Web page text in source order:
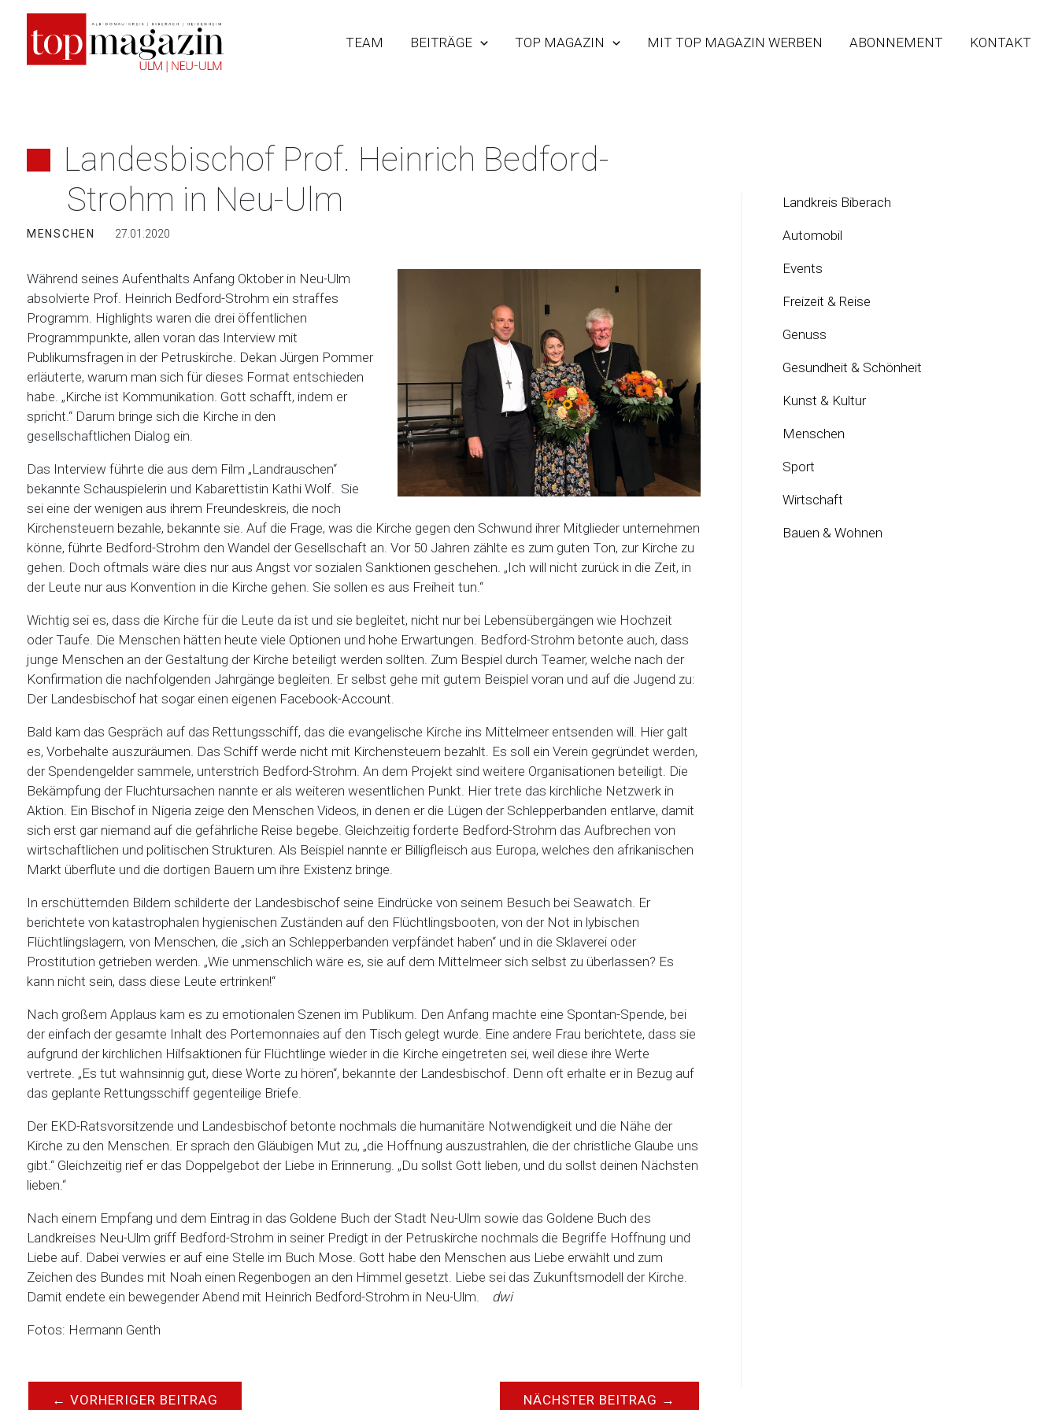
springen
TEAM BEITRÄGE TOP MAGAZIN MIT TOP MAGAZIN WERBEN ABONNEMENT KONTAKT
Landesbischof Prof. Heinrich Bedford-
Strohm in Neu-Ulm
MENSCHEN 27.01.2020
Während seines Aufenthalts Anfang Oktober in Neu-Ulm
absolvierte Prof. Heinrich Bedford-Strohm ein straffes
Programm. Highlights waren die drei öffentlichen
Programmpunkte, allen voran das Interview mit
Publikumsfragen in der Petruskirche. Dekan Jürgen Pommer
erläuterte, warum man sich für dieses Format entschieden
habe. „Kirche ist Kommunikation. Gott schafft, indem er
spricht.“ Darum bringe sich die Kirche in den
gesellschaftlichen Dialog ein.
Das Interview führte die aus dem Film „Landrauschen“
bekannte Schauspielerin und Kabarettistin Kathi Wolf. Sie
sei eine der wenigen aus ihrem Freundeskreis, die noch
Kirchensteuern bezahle, bekannte sie. Auf die Frage, was die Kirche gegen den Schwund ihrer Mitglieder unternehmen
könne, führte Bedford-Strohm den Wandel der Gesellschaft an. Vor 50 Jahren zählte es zum guten Ton, zur Kirche zu
gehen. Doch oftmals wäre dies nur aus Angst vor sozialen Sanktionen geschehen. „Ich will nicht zurück in die Zeit, in
der Leute nur aus Konvention in die Kirche gehen. Sie sollen es aus Freiheit tun.“
Wichtig sei es, dass die Kirche für die Leute da ist und sie begleitet, nicht nur bei Lebensübergängen wie Hochzeit
oder Taufe. Die Menschen hätten heute viele Optionen und hohe Erwartungen. Bedford-Strohm betonte auch, dass
junge Menschen an der Gestaltung der Kirche beteiligt werden sollten. Zum Bespiel durch Teamer, welche nach der
Konfirmation die nachfolgenden Jahrgänge begleiten. Er selbst gehe mit gutem Beispiel voran und auf die Jugend zu:
Der Landesbischof hat sogar einen eigenen Facebook-Account.
Bald kam das Gespräch auf das Rettungsschiff, das die evangelische Kirche ins Mittelmeer entsenden will. Hier galt
es, Vorbehalte auszuräumen. Das Schiff werde nicht mit Kirchensteuern bezahlt. Es soll ein Verein gegründet werden,
der Spendengelder sammele, unterstrich Bedford-Strohm. An dem Projekt sind weitere Organisationen beteiligt. Die
Bekämpfung der Fluchtursachen nannte er als weiteren wesentlichen Punkt. Hier trete das kirchliche Netzwerk in
Aktion. Ein Bischof in Nigeria zeige den Menschen Videos, in denen er die Lügen der Schlepperbanden entlarve, damit
sich erst gar niemand auf die gefährliche Reise begebe. Gleichzeitig forderte Bedford-Strohm das Aufbrechen von
wirtschaftlichen und politischen Strukturen. Als Beispiel nannte er Billigfleisch aus Europa, welches den afrikanischen
Markt überflute und die dortigen Bauern um ihre Existenz bringe.
In erschütternden Bildern schilderte der Landesbischof seine Eindrücke von seinem Besuch bei Seawatch. Er
berichtete von katastrophalen hygienischen Zuständen auf den Flüchtlingsbooten, von der Not in lybischen
Flüchtlingslagern, von Menschen, die „sich an Schlepperbanden verpfändet haben“ und in die Sklaverei oder
Prostitution getrieben werden. „Wie unmenschlich wäre es, sie auf dem Mittelmeer sich selbst zu überlassen? Es
kann nicht sein, dass diese Leute ertrinken!“
Nach großem Applaus kam es zu emotionalen Szenen im Publikum. Den Anfang machte eine Spontan-Spende, bei
der einfach der gesamte Inhalt des Portemonnaies auf den Tisch gelegt wurde. Eine andere Frau berichtete, dass sie
aufgrund der kirchlichen Hilfsaktionen für Flüchtlinge wieder in die Kirche eingetreten sei, weil diese ihre Werte
vertrete. „Es tut wahnsinnig gut, diese Worte zu hören“, bekannte der Landesbischof. Denn oft erhalte er in Bezug auf
das geplante Rettungsschiff gegenteilige Briefe.
Der EKD-Ratsvorsitzende und Landesbischof betonte nochmals die humanitäre Notwendigkeit und die Nähe der
Kirche zu den Menschen. Er sprach den Gläubigen Mut zu, „die Hoffnung auszustrahlen, die der christliche Glaube uns
gibt.“ Gleichzeitig rief er das Doppelgebot der Liebe in Erinnerung. „Du sollst Gott lieben, und du sollst deinen Nächsten
lieben.“
Nach einem Empfang und dem Eintrag in das Goldene Buch der Stadt Neu-Ulm sowie das Goldene Buch des
Landkreises Neu-Ulm griff Bedford-Strohm in seiner Predigt in der Petruskirche nochmals die Begriffe Hoffnung und
Liebe auf. Dabei verwies er auf eine Stelle im Buch Mose. Gott habe den Menschen aus Liebe erwählt und zum
Zeichen des Bundes mit Noah einen Regenbogen an den Himmel gesetzt. Liebe sei das Zukunftsmodell der Kirche.
Damit endete ein bewegender Abend mit Heinrich Bedford-Strohm in Neu-Ulm. dwi
Fotos: Hermann Genth
← VORHERIGER BEITRAG NÄCHSTER BEITRAG →
Landkreis Biberach
Automobil
Events
Freizeit & Reise
Genuss
Gesundheit & Schönheit
Kunst & Kultur
Menschen
Sport
Wirtschaft
Bauen & Wohnen